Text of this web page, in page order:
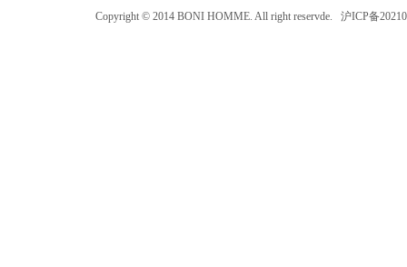
Copyright © 2014 BONI HOMME. All right reservde. 沪ICP备